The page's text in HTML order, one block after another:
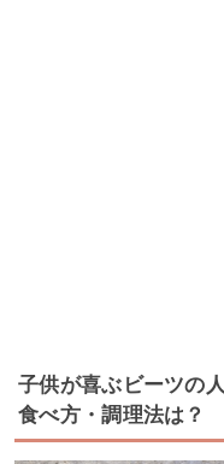
子供が喜ぶビーツの
食べ方・調理法は？